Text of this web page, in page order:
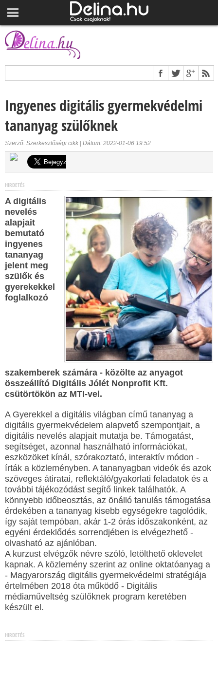
Ingyenes digitális gyermekvédelmi
tananyag szülőknek
Szerző: Szerkesztőségi cikk | Dátum: 2022-01-06 19:52
HIRDETÉS
A digitális
nevelés
alapjait
bemutató
ingyenes
tananyag
jelent meg
szülők és
gyerekekkel
foglalkozó
szakemberek számára - közölte az anyagot
összeállító Digitális Jólét Nonprofit Kft.
csütörtökön az MTI-vel.
A Gyerekkel a digitális világban című tananyag a
digitális gyermekvédelem alapvető szempontjait, a
digitális nevelés alapjait mutatja be. Támogatást,
segítséget, azonnal használható információkat,
eszközöket kínál, szórakoztató, interaktív módon -
írták a közleményben. A tananyagban videók és azok
szöveges átiratai, reflektáló/gyakorlati feladatok és a
további tájékozódást segítő linkek találhatók. A
könnyebb időbeosztás, az önálló tanulás támogatása
érdekében a tananyag kisebb egységekre tagolódik,
így saját tempóban, akár 1-2 órás időszakonként, az
egyéni érdeklődés sorrendjében is elvégezhető -
olvasható az ajánlóban.
A kurzust elvégzők névre szóló, letölthető oklevelet
kapnak. A közlemény szerint az online oktatóanyag a
- Magyarország digitális gyermekvédelmi stratégiája
értelmében 2018 óta működő - Digitális
médiaműveltség szülőknek program keretében
készült el.
HIRDETÉS